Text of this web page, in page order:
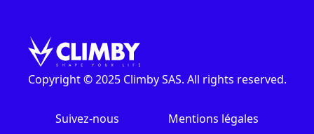
Copyright © 2025 Climby SAS. All rights reserved.
Suivez-nous Mentions légales